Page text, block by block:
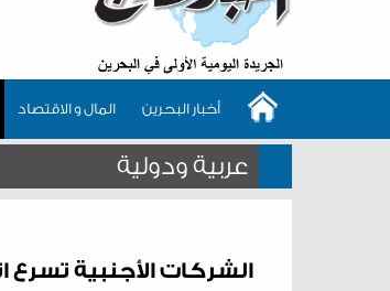
أخبار البحرين المال و الاقتصاد
عربية ودولية
الشركات الأجنبية